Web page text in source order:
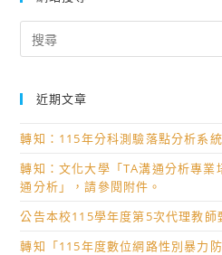
for:
近期文章
轉知：115年分科測驗落點分析系
轉知：文化大學「TA溝通分析專
通分析」，請參閱附件。
公告本校115學年度第5次代理教師
轉知「115年度數位網路性別暴力